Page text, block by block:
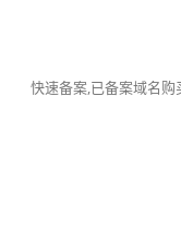
快速备案,已备案域名